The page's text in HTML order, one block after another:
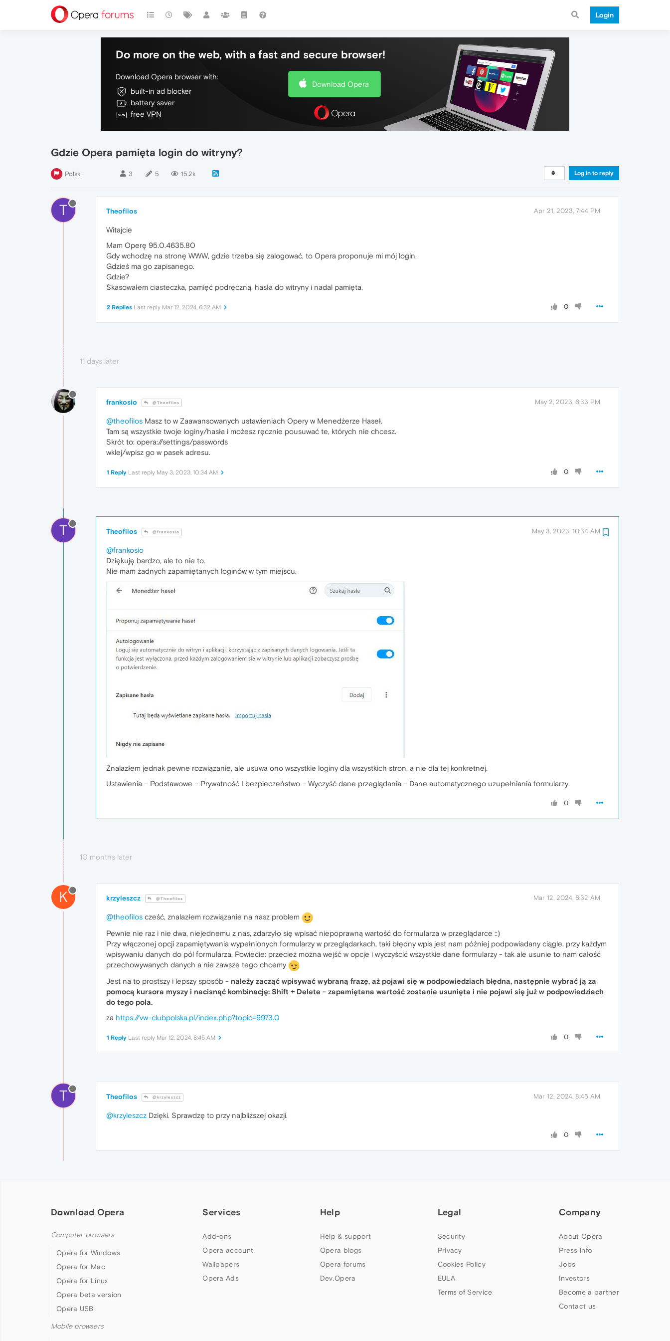
Login
Do more on the web, with a fast and secure browser!
Download Opera browser with:
built-in ad blocker
battery saver
free VPN
Download Opera
Gdzie Opera pamięta login do witryny?
Polski 3 5 15.2k Log in to reply
T Theofilos Apr 21, 2023, 7:44 PM
Witajcie
Mam Operę 95.0.4635.80
Gdy wchodzę na stronę WWW, gdzie trzeba się zalogować, to Opera proponuje mi mój login.
Gdzieś ma go zapisanego.
Gdzie?
Skasowałem ciasteczka, pamięć podręczną, hasła do witryny i nadal pamięta.
0
2 Replies Last reply Mar 12, 2024, 6:32 AM
11 days later
frankosio @Theofilos May 2, 2023, 6:33 PM
@theofilos Masz to w Zaawansowanych ustawieniach Opery w Menedżerze Haseł.
Tam są wszystkie twoje loginy/hasła i możesz ręcznie pousuwać te, których nie chcesz.
Skrót to: opera://settings/passwords
wklej/wpisz go w pasek adresu.
0
1 Reply Last reply May 3, 2023, 10:34 AM
T Theofilos @frankosio May 3, 2023, 10:34 AM
@frankosio
Dziękuję bardzo, ale to nie to.
Nie mam żadnych zapamiętanych loginów w tym miejscu.
Znalazłem jednak pewne rozwiązanie, ale usuwa ono wszystkie loginy dla wszystkich stron, a nie dla tej konkretnej.
Ustawienia – Podstawowe – Prywatność I bezpieczeństwo – Wyczyść dane przeglądania – Dane automatycznego uzupełniania formularzy
0
10 months later
K krzyleszcz @Theofilos Mar 12, 2024, 6:32 AM
@theofilos cześć, znalazłem rozwiązanie na nasz problem
Pewnie nie raz i nie dwa, niejednemu z nas, zdarzyło się wpisać niepoprawną wartość do formularza w przeglądarce ::)
Przy włączonej opcji zapamiętywania wypełnionych formularzy w przeglądarkach, taki błędny wpis jest nam później podpowiadany ciągle, przy każdym
wpisywaniu danych do pól formularza. Powiecie: przecież można wejść w opcje i wyczyścić wszystkie dane formularzy - tak ale usunie to nam całość
przechowywanych danych a nie zawsze tego chcemy
Jest na to prostszy i lepszy sposób - należy zacząć wpisywać wybraną frazę, aż pojawi się w podpowiedziach błędna, następnie wybrać ją za
pomocą kursora myszy i nacisnąć kombinację: Shift + Delete - zapamiętana wartość zostanie usunięta i nie pojawi się już w podpowiedziach
do tego pola.
za https://vw-clubpolska.pl/index.php?topic=9973.0
0
1 Reply Last reply Mar 12, 2024, 8:45 AM
T Theofilos @krzyleszcz Mar 12, 2024, 8:45 AM
@krzyleszcz Dzięki. Sprawdzę to przy najbliższej okazji.
0
Download Opera
Computer browsers
Opera for Windows
Opera for Mac
Opera for Linux
Opera beta version
Opera USB
Mobile browsers
Services
Add-ons
Opera account
Wallpapers
Opera Ads
Help
Help & support
Opera blogs
Opera forums
Dev.Opera
Legal
Security
Privacy
Cookies Policy
EULA
Terms of Service
Company
About Opera
Press info
Jobs
Investors
Become a partner
Contact us